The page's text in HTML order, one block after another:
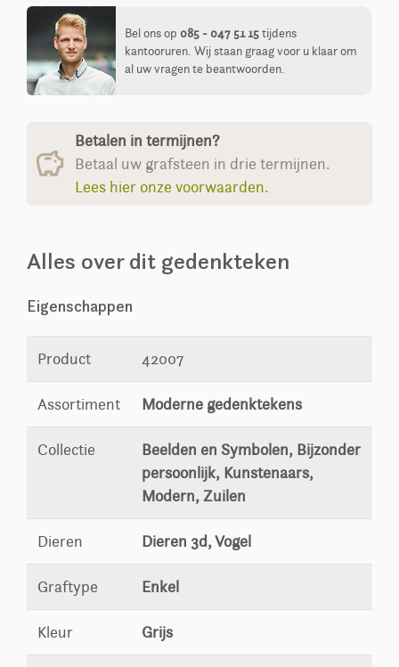
Bel ons op 085 - 047 51 15tijdens
kantooruren. Wij staan graag voor u klaar om
al uw vragen te beantwoorden.
Betalen in termijnen?
Betaal uw grafsteen in drie termijnen.
Lees hier onze voorwaarden.
Alles over dit gedenkteken
Eigenschappen
Product 42007
Assortiment Moderne gedenktekens
Collectie
Beelden en Symbolen, Bijzonder
persoonlijk, Kunstenaars,
Modern, Zuilen
Dieren Dieren 3d, Vogel
Graftype Enkel
Kleur Grijs